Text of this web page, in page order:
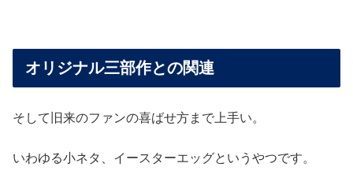
オリジナル三部作との関連
そして旧来のファンの喜ばせ方まで上手い。
いわゆる小ネタ、イースターエッグというやつです。